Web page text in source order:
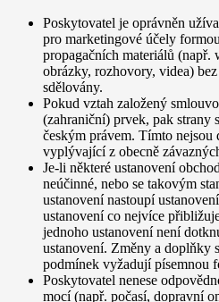
Poskytovatel je oprávněn
pro marketingové účely
propagačních materiálů (např.
obrázky, rozhovory, videa)
sdělovány.
Pokud vztah založený
(zahraniční) prvek, pak strany
českým právem. Tímto nejsou
vyplývající z obecně
Je-li některé ustanovení
neúčinné, nebo se takovým
ustanovení nastoupí
ustanovení co nejvíce
jednoho ustanovení není
ustanovení. Změny a doplňky
podmínek vyžadují písemnou
Poskytovatel nenese
mocí (např. počasí, dopravní